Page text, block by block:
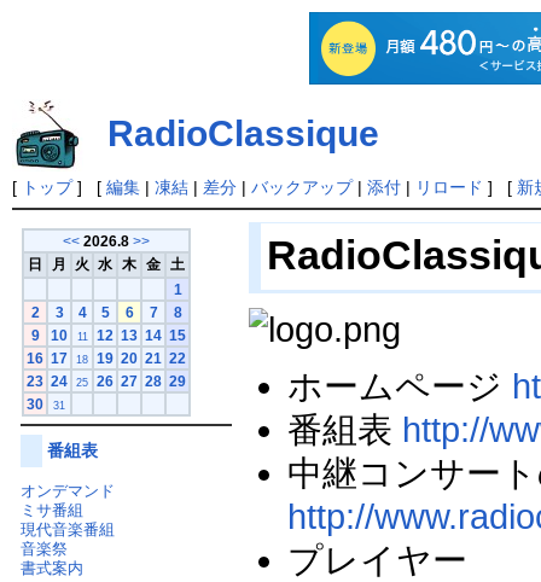
RadioClassique
[ トップ] [ 編集 | 凍結 | 差分 | バックアップ| 添付 | リロード ] [ 新
<< 2026.8 >>
日
月 火 水 木 金
土
1
2
3 4 5 6 7
8
9
10 11 12 13 14 15
16 17 18 19 20 21 22
23 24 25 26 27 28 29
30
31
番組表
オンデマンド
ミサ番組
現代音楽番組
音楽祭
書式案内
ホームページ
番組表 http://
中継コンサー
http://
プレイヤー